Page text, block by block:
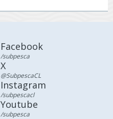
Facebook
/subpesca
X
@SubpescaCL
Instagram
/subpescacl
Youtube
/subpesca